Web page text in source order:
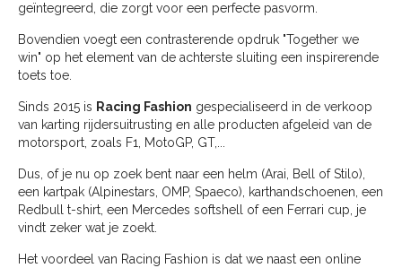
geïntegreerd, die zorgt voor een perfecte pasvorm.
Bovendien voegt een contrasterende opdruk "Together we
win" op het element van de achterste sluiting een inspirerende
toets toe.
Sinds 2015 is Racing Fashion gespecialiseerd in de verkoop
van karting rijdersuitrusting en alle producten afgeleid van de
motorsport, zoals F1, MotoGP, GT,...
Dus, of je nu op zoek bent naar een helm (Arai, Bell of Stilo),
een kartpak (Alpinestars, OMP, Spaeco), karthandschoenen, een
Redbull t-shirt, een Mercedes softshell of een Ferrari cup, je
vindt zeker wat je zoekt.
Het voordeel van Racing Fashion is dat we naast een online